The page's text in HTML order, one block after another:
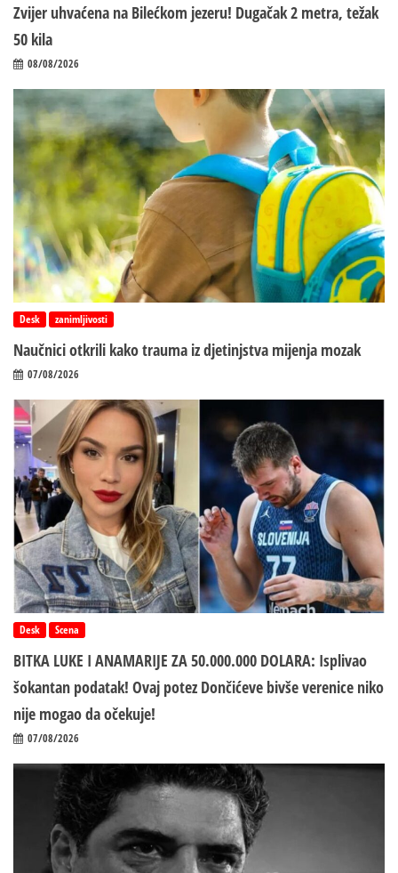
Zvijer uhvaćena na Bilećkom jezeru! Dugačak 2 metra, težak
50 kila
08/08/2026
Desk zanimljivosti
Naučnici otkrili kako trauma iz d‌jetinjstva mijenja mozak
07/08/2026
Desk Scena
BITKA LUKE I ANAMARIJE ZA 50.000.000 DOLARA: Isplivao
šokantan podatak! Ovaj potez Dončićeve bivše verenice niko
nije mogao da očekuje!
07/08/2026